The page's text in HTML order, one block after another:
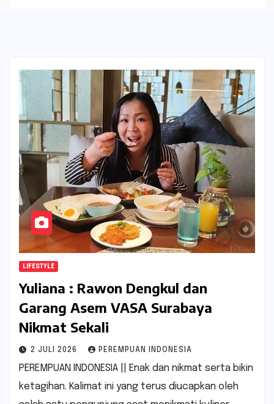
LIFESTYLE
Yuliana : Rawon Dengkul dan
Garang Asem VASA Surabaya
Nikmat Sekali
2 JULI 2026 PEREMPUAN INDONESIA
PEREMPUAN INDONESIA || Enak dan nikmat serta bikin
ketagihan. Kalimat ini yang terus diucapkan oleh